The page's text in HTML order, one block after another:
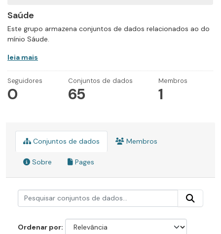
Saúde
Este grupo armazena conjuntos de dados relacionados ao do
mínio Sáude.
leia mais
Seguidores
0
Conjuntos de dados
65
Membros
1
Conjuntos de dados Membros
Sobre Pages
Ordenar por